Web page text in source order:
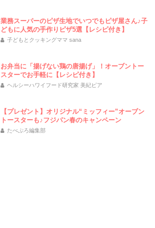
業務スーパーのピザ生地でいつでもピザ屋さん♪子
どもに人気の手作りピザ5選【レシピ付き】
子どもとクッキングママ sana
お弁当に「揚げない鶏の唐揚げ」！オーブントー
スターでお手軽に【レシピ付き】
ヘルシーハワイフード研究家 美紀ピア
【プレゼント】オリジナル“ミッフィー”オーブン
トースターも♪フジパン春のキャンペーン
たべぷろ編集部